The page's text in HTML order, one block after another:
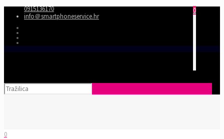
0915136170
info＠smartphoneservice.hr
0
0